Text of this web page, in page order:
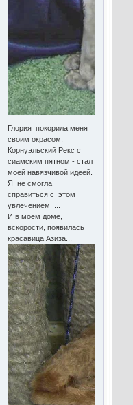
Глория покорила меня
своим окрасом.
Корнуэльский Рекс с
сиамским пятном - стал
моей навязчивой идеей.
Я не смогла
справиться с этом
увлечением ...
И в моем доме,
вскорости, появилась
красавица Азиза...